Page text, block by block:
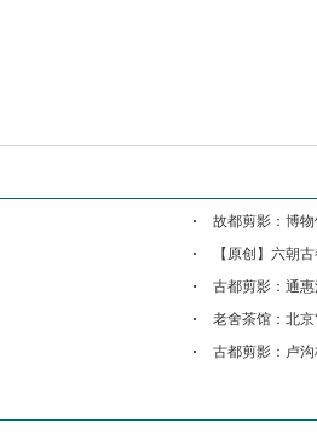
故都剪影：博
【原创】六朝
古都剪影：通
老舍茶馆：北京
古都剪影：卢